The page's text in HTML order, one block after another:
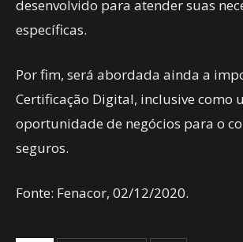
desenvolvido para atender suas
específicas.
Por fim, será abordada ainda a
Certificação Digital, inclusive como
oportunidade de negócios para o
seguros.
Fonte: Fenacor, 02/12/2020.